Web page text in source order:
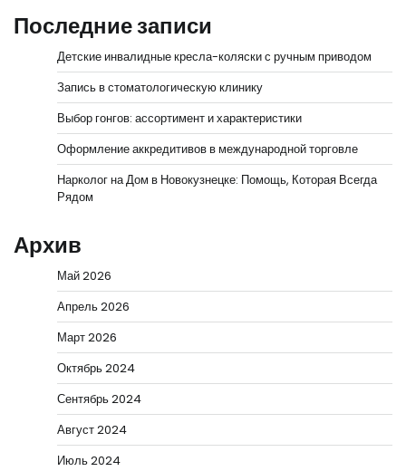
Последние записи
Детские инвалидные кресла-коляски с ручным приводом
Запись в стоматологическую клинику
Выбор гонгов: ассортимент и характеристики
Оформление аккредитивов в международной торговле
Нарколог на Дом в Новокузнецке: Помощь, Которая Всегда
Рядом
Архив
Май 2026
Апрель 2026
Март 2026
Октябрь 2024
Сентябрь 2024
Август 2024
Июль 2024